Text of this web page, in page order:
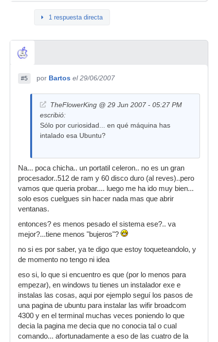
1 respuesta directa
#5 por Bartos el 29/06/2007
TheFlowerKing @ 29 Jun 2007 - 05:27 PM
escribió:
Sólo por curiosidad... en qué máquina has
intalado esa Ubuntu?
Na... poca chicha.. un portatil celeron.. no es un gran
procesador..512 de ram y 60 disco duro (al reves)..pero
vamos que queria probar.... luego me ha ido muy bien...
solo esos cuelgues sin hacer nada mas que abrir
ventanas.
entonces? es menos pesado el sistema ese?.. va
mejor?...tiene menos "bujeros"?
no si es por saber, ya te digo que estoy toqueteandolo, y
de momento no tengo ni idea
eso si, lo que si encuentro es que (por lo menos para
empezar), en windows tu tienes un instalador exe e
instalas las cosas, aqui por ejemplo seguí los pasos de
una pagina de ubuntu para instalar las wifir broadcom
4300 y en el terminal muchas veces poniendo lo que
decia la pagina me decia que no conocia tal o cual
comando... afortunadamente a eso de las cuatro de la